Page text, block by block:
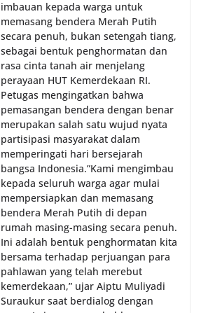
imbauan kepada warga untuk
memasang bendera Merah Putih
secara penuh, bukan setengah tiang,
sebagai bentuk penghormatan dan
rasa cinta tanah air menjelang
perayaan HUT Kemerdekaan RI.
Petugas mengingatkan bahwa
pemasangan bendera dengan benar
merupakan salah satu wujud nyata
partisipasi masyarakat dalam
memperingati hari bersejarah
bangsa Indonesia.‎‎”Kami mengimbau
kepada seluruh warga agar mulai
mempersiapkan dan memasang
bendera Merah Putih di depan
rumah masing-masing secara penuh.
Ini adalah bentuk penghormatan kita
bersama terhadap perjuangan para
pahlawan yang telah merebut
kemerdekaan,” ujar Aiptu Muliyadi
Suraukur saat berdialog dengan